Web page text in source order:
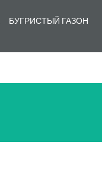
БУГРИСТЫЙ ГАЗОН